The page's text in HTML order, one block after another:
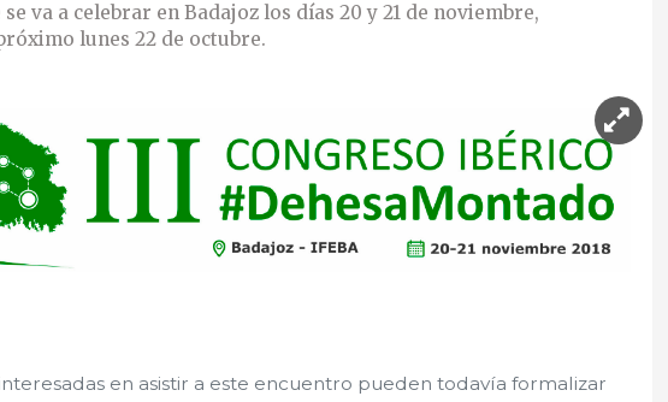
va a celebrar en Badajoz los días 20 y 21 de noviembre,
lunes 22 de octubre.
en asistir a este encuentro pueden todavía formalizar